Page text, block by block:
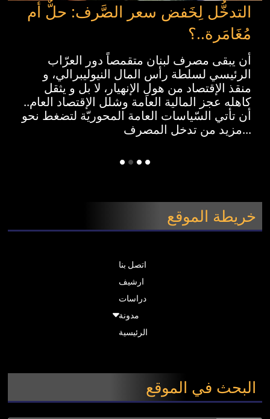
التدخُّل لِخَفض سعر الصَّرف: حلٌّ أم
مُغَامَرة..؟
أن يبقى مصرف لبنان متقمصاً دور العرّاب
الرئيسي لسلطة رأس المال النيوليبرالي، و
منقذ الإقتصاد من هولِ الإنهيار، لا بل و يثقل
كاهله عجز المالية العامة وشلل الإقتصاد العام..
أن تأتي السّياسات العامة المحوريّة لتضغط نحو
مزيد من تدخل المصرف...
خريطة الموقع
اتصل بنا
ارشيف
دراسات
مدونة
الرئيسية
البحث في الموقع